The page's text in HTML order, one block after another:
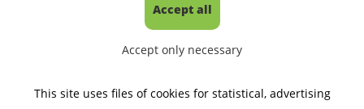
Lecteurs de code-barres
This site uses files of cookies for statistical, advertising
Accept only necessary
Accept all